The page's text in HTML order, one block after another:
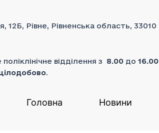
Рівне, Рівненська область, 33010
відділення з 8.00 до 16.00
.
Головна Новини